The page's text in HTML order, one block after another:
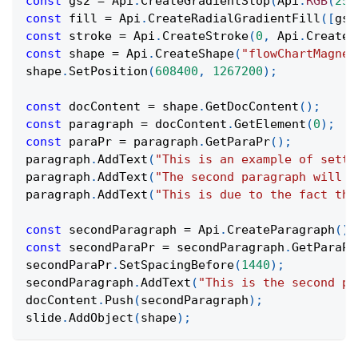
const fill = Api . CreateRadialGradientFill ( [gs1
const stroke = Api . CreateStroke(0 , Api .
const shape = Api . CreateShape(
shape. SetPosition (608400 , 1267200) ;
const docContent = shape.GetDocContent ( ) ;
const paragraph = docContent .GetElement (0) ;
const paraPr = paragraph .GetParaPr( ) ;
paragraph .AddText ( "This is an example of
paragraph .AddText ( "The second paragraph
paragraph .AddText ( "This is due to the fact
const secondParagraph = Api . CreateParagraph ( )
const secondParaPr = secondParagraph .GetParaPr
secondParaPr. SetSpacingBefore(1440) ;
secondParagraph .AddText ( "This is the second
docContent . Push (secondParagraph) ;
slide.AddObject (shape) ;